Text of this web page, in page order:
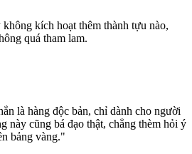
kích hoạt thêm thành tựu nào,
quá tham lam.
là hàng độc bản, chỉ dành cho người
này cũng bá đạo thật, chẳng thèm hỏi ý
bảng vàng."